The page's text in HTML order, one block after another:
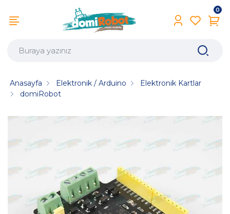
0
Anasayfa Elektronik / Arduino
Elektronik Kartlar
domiRobot